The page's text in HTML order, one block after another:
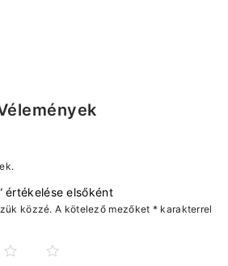
értékelése elsőként
közzé. A kötelező mezőket * karakterrel